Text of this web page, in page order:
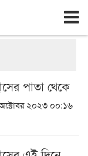
পাতা থেকে
২০২৩ ০০:১৬